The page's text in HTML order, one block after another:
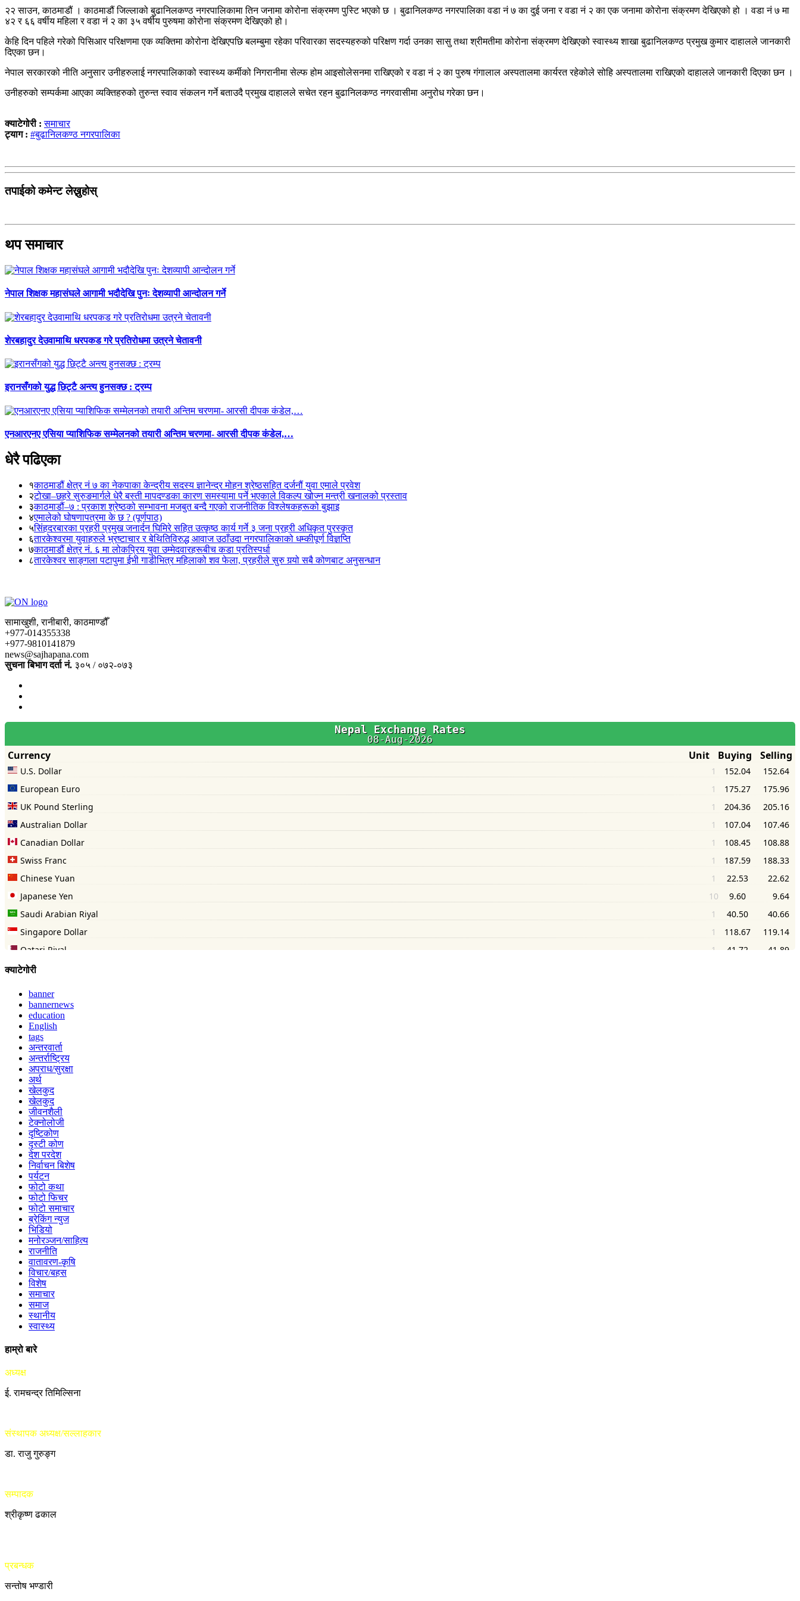
२२ साउन, काठमाडौं । काठमाडौं जिल्लाको बुढानिलकण्ठ नगरपालिकामा तिन जनामा कोरोना संक्रमण पुस्टि भएको छ । बुढानिलकण्ठ नगरपालिका वडा नं ७ का दुई जना र वडा नं २ का एक जनामा कोरोना संक्रमण देखिएको हो । वडा नं ७ मा
४२ र ६६ वर्षीय महिला र वडा नं २ का ३५ वर्षीय पुरुषमा कोरोना संक्रमण देखिएको हो।
केहि दिन पहिले गरेको पिसिआर परिक्षणमा एक व्यक्तिमा कोरोना देखिएपछि बलम्बुमा रहेका परिवारका सदस्यहरुको परिक्षण गर्दा उनका सासु तथा श्रीमतीमा कोरोना संक्रमण देखिएको स्वास्थ्य शाखा बुढानिलकण्ठ प्रमुख कुमार दाहालले जानकारी
दिएका छन।
नेपाल सरकारको नीति अनुसार उनीहरुलाई नगरपालिकाको स्वास्थ्य कर्मीको निगरानीमा सेल्फ होम आइसोलेसनमा राखिएको र वडा नं २ का पुरुष गंगालाल अस्पतालमा कार्यरत रहेकोले सोहि अस्पतालमा राखिएको दाहालले जानकारी दिएका छन ।
उनीहरुको सम्पर्कमा आएका व्यक्तिहरुको तुरुन्त स्वाव संकलन गर्ने बताउदै प्रमुख दाहालले सचेत रहन बुढानिलकण्ठ नगरवासीमा अनुरोध गरेका छन।
क्याटेगोरी :समाचार
ट्याग : #बुढानिलकण्ठ नगरपालिका
तपाईको कमेन्ट लेख्नुहोस्
थप समाचार
नेपाल शिक्षक महासंघले आगामी भदौदेखि पुनः देशव्यापी आन्दोलन गर्ने
शेरबहादुर देउवामाथि धरपकड गरे प्रतिरोधमा उत्रने चेतावनी
इरानसँगको युद्ध छिट्टै अन्त्य हुनसक्छ : ट्रम्प
एनआरएनए एसिया प्याशिफिक सम्मेलनको तयारी अन्तिम चरणमा- आरसी दीपक कंडेल,…
धेरै पढिएका
१काठमाडौं क्षेत्र नं ७ का नेकपाका केन्द्रीय सदस्य ज्ञानेन्द्र मोहन श्रेष्ठसहित दर्जनौं युवा एमाले प्रवेश
२टोखा–छहरे सुरुङमार्गले धेरै बस्ती मापदण्डका कारण समस्यामा पर्ने भएकाले विकल्प खोज्न मन्त्री खनालको प्रस्ताव
३काठमाडौं–७ : प्रकाश श्रेष्ठको सम्भावना मजबुत बन्दै गएको राजनीतिक विश्लेषकहरूको बुझाइ
४एमालेको घोषणापत्रमा के छ ? (पूर्णपाठ)
५सिंहदरबारका प्रहरी प्रमुख जनार्दन घिमिरे सहित उत्कृष्ठ कार्य गर्ने ३ जना प्रहरी अधिकृत पुरस्कृत
६तारकेश्वरमा युवाहरुले भ्रष्टाचार र बेथितिविरुद्ध आवाज उठाँउदा नगरपालिकाको धम्कीपूर्ण विज्ञप्ति
७काठमाडौं क्षेत्र नं. ६ मा लोकप्रिय युवा उम्मेदवारहरूबीच कडा प्रतिस्पर्धा
८तारकेश्वर साङ्गला पटापुमा ईभी गाडीभित्र महिलाको शव फेला, प्रहरीले सुरु गर्‍यो सबै कोणबाट अनुसन्धान
सामाखुशी, रानीबारी, काठमाण्डौँ
+977-014355338
+977-9810141879
news@sajhapana.com
सुचना बिभाग दर्ता नं. ३०५ / ०७२-०७३
क्याटेगोरी
banner
bannernews
education
English
tags
अन्तरवार्ता
अन्तर्राष्ट्रिय
अपराध/सुरक्षा
अर्थ
खेलकुद
खेलकुद
जीवनशैली
टेक्नोलोजी
दृष्टिकोण
दृस्टी कोण
देश परदेश
निर्वाचन बिशेष
पर्यटन
फोटो कथा
फोटो फिचर
फोटो समाचार
ब्रेकिंग न्युज
भिडियो
मनोरञ्जन/साहित्य
राजनीति
वातावरण-कृषि
विचार/बहस
विशेष
समाचार
समाज
स्थानीय
स्वास्थ्य
हाम्रो बारे
अध्यक्ष
ई. रामचन्द्र तिमिल्सिना
संस्थापक अध्यक्ष/सल्लाहकार
डा. राजु गुरुङ्ग
सम्पादक
श्रीकृष्ण ढकाल
प्रबन्धक
सन्तोष भण्डारी